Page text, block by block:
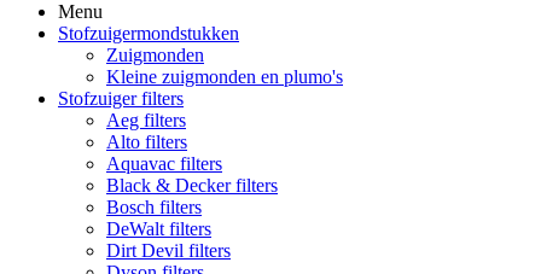
Menu
Stofzuigermondstukken
Zuigmonden
Kleine zuigmonden en plumo's
Stofzuiger filters
Aeg filters
Alto filters​
Aquavac filters
Black & Decker filters
Bosch filters
DeWalt filters
Dirt Devil filters